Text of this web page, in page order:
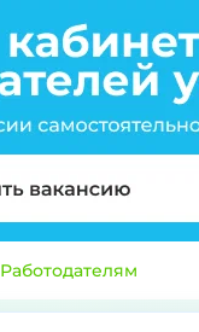
Работодателям